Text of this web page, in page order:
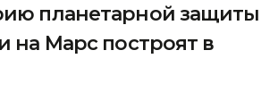
планетарной защиты
на Марс построят в